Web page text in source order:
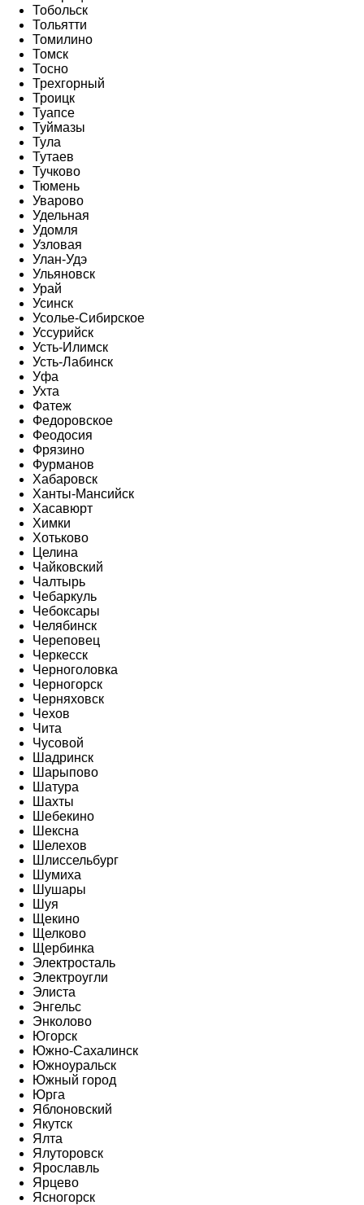
Тобольск
Тольятти
Томилино
Томск
Тосно
Трехгорный
Троицк
Туапсе
Туймазы
Тула
Тутаев
Тучково
Тюмень
Уварово
Удельная
Удомля
Узловая
Улан-Удэ
Ульяновск
Урай
Усинск
Усолье-Сибирское
Уссурийск
Усть-Илимск
Усть-Лабинск
Уфа
Ухта
Фатеж
Федоровское
Феодосия
Фрязино
Фурманов
Хабаровск
Ханты-Мансийск
Хасавюрт
Химки
Хотьково
Целина
Чайковский
Чалтырь
Чебаркуль
Чебоксары
Челябинск
Череповец
Черкесск
Черноголовка
Черногорск
Черняховск
Чехов
Чита
Чусовой
Шадринск
Шарыпово
Шатура
Шахты
Шебекино
Шексна
Шелехов
Шлиссельбург
Шумиха
Шушары
Шуя
Щекино
Щелково
Щербинка
Электросталь
Электроугли
Элиста
Энгельс
Энколово
Югорск
Южно-Сахалинск
Южноуральск
Южный город
Юрга
Яблоновский
Якутск
Ялта
Ялуторовск
Ярославль
Ярцево
Ясногорск